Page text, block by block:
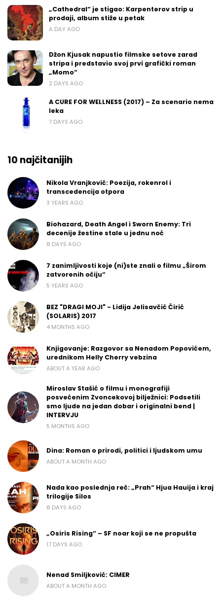
„Cathedral“ je stigao: Karpenterov strip u
prodaji, album stiže u petak
A DAY AGO
Džon Kjusak napustio filmske setove zarad
stripa i predstavio svoj prvi grafički roman
„Momo“
2 DAYS AGO
A CURE FOR WELLNESS (2017) – Za scenario nema
leka
7 DAYS AGO
10 najčitanijih
Nikola Vranjković: Poezija, rokenrol i
transcedencija otpora
3 YEARS AGO
Biohazard, Death Angel i Sworn Enemy: Tri
decenije žestine stale u jednu noć
8 DAYS AGO
7 zanimljivosti koje (ni)ste znali o filmu „Širom
zatvorenih očiju“
5 YEARS AGO
BEZ "DRAGI MOJI" - Lidija Jelisavčić Ćirić
(SOLARIS) 2017
4 MONTHS AGO
Knjigovanje: Razgovor sa Nenadom Popovićem,
urednikom Helly Cherry vebzina
ABOUT A YEAR AGO
Miroslav Stašić o filmu i monografiji
posvećenim Zvoncekovoj bilježnici: Podsetili
smo ljude na jedan dobar i originalni bend |
INTERVJU
5 MONTHS AGO
Dina: Roman o prirodi, politici i ljudskom umu
ABOUT A MONTH AGO
Nada kao poslednja reč: „Prah“ Hjua Hauija i kraj
trilogije Silos
8 DAYS AGO
„Osiris Rising“ – SF noar koji se ne propušta
17 DAYS AGO
Nenad Smiljković: CIMER
ABOUT A MONTH AGO